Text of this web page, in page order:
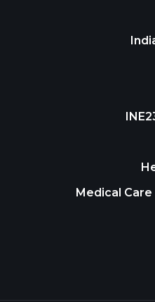
Medical